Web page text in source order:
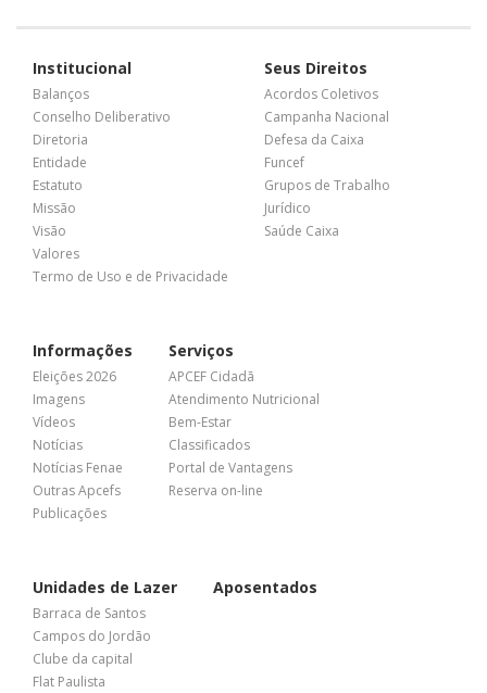
Institucional
Balanços
Conselho Deliberativo
Diretoria
Entidade
Estatuto
Missão
Visão
Valores
Termo de Uso e de Privacidade
Seus Direitos
Acordos Coletivos
Campanha Nacional
Defesa da Caixa
Funcef
Grupos de Trabalho
Jurídico
Saúde Caixa
Informações
Eleições 2026
Imagens
Vídeos
Notícias
Notícias Fenae
Outras Apcefs
Publicações
Serviços
APCEF Cidadã
Atendimento Nutricional
Bem-Estar
Classificados
Portal de Vantagens
Reserva on-line
Unidades de Lazer
Barraca de Santos
Campos do Jordão
Clube da capital
Flat Paulista
Aposentados